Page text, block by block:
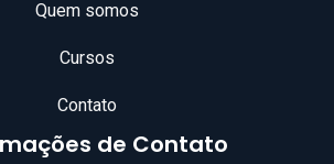
Quem somos
Cursos
Contato
de Contato